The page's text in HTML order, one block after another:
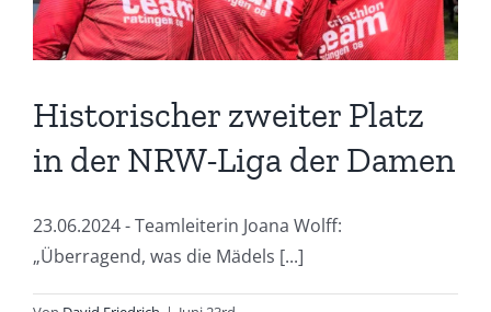
Historischer zweiter Platz
in der NRW-Liga der Damen
23.06.2024 - Teamleiterin Joana Wolff:
„Überragend, was die Mädels [...]